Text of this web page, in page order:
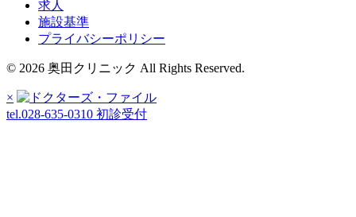
求人
施設基準
プライバシーポリシー
© 2026 奥田クリニック All Rights Reserved.
×
tel.028-635-0310 初診受付